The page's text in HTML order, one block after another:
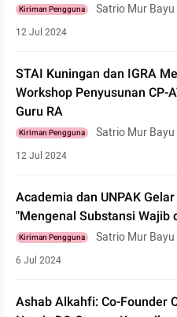
Kiriman Pengguna Satrio Mur Bayu
12 Jul 2024
STAI Kuningan dan IGRA
Workshop Penyusunan CP-
Guru RA
Kiriman Pengguna Satrio Mur Bayu
12 Jul 2024
Academia dan UNPAK
"Mengenal Substansi Wajib
Kiriman Pengguna Satrio Mur Bayu
6 Jul 2024
Ashab Alkahfi: Co-Founder